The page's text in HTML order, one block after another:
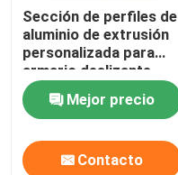
Sección de perfiles de
aluminio de extrusión
personalizada para
armario deslizante
Mejor precio
Contacto